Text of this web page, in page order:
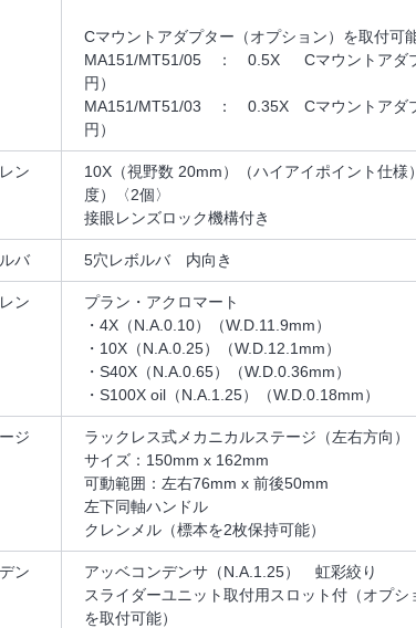
Cマウントアダプター（オプション）を取付可
MA151/MT51/05 ： 0.5X Cマウントアダ
円）
MA151/MT51/03 ： 0.35X Cマウントア
円）
ン
10X（視野数 20mm）（ハイアイポイント仕
度）〈2個〉
接眼レンズロック機構付き
バ 5穴レボルバ 内向き
ン
プラン・アクロマート
・4X（N.A.0.10）（W.D.11.9mm）
・10X（N.A.0.25）（W.D.12.1mm）
・S40X（N.A.0.65）（W.D.0.36mm）
・S100X oil（N.A.1.25）（W.D.0.18mm）
ジ
ラックレス式メカニカルステージ（左右方向）
サイズ：150mm x 162mm
可動範囲：左右76mm x 前後50mm
左下同軸ハンドル
クレンメル（標本を2枚保持可能）
ン
アッベコンデンサ（N.A.1.25） 虹彩絞り
スライダーユニット取付用スロット付（オプ
を取付可能）